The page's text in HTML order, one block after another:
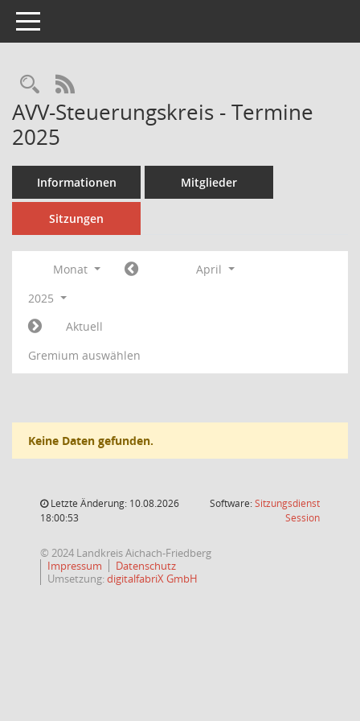
Toggle navigation
Rechercheauswahl
RSS-Feed
AVV-Steuerungskreis - Termine
2025
Informationen Mitglieder
Sitzungen
Monat
April
2025
Aktuell
Gremium auswählen
Keine Daten gefunden.
Letzte Änderung: 10.08.2026
18:00:53
Software:Sitzungsdienst
Session(Wird in
© 2024 Landkreis Aichach-Friedberg
Impressum
Datenschutz
Umsetzung:digitalfabriX GmbH